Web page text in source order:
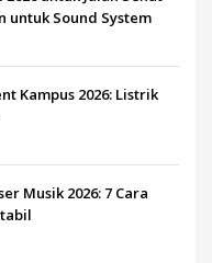
untuk Sound System
Kampus 2026: Listrik
Musik 2026: 7 Cara